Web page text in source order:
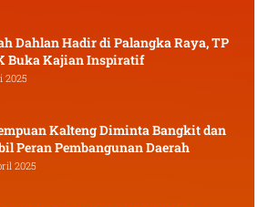
Dahlan Hadir di Palangka Raya, TP
Buka Kajian Inspiratif
2025
Kalteng Diminta Bangkit dan
Peran Pembangunan Daerah
2025